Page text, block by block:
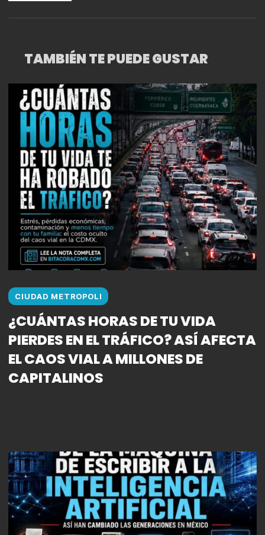
TAMBIÉN TE PUEDE GUSTAR
CIUDAD METROPOLI
¿CUÁNTAS HORAS DE TU VIDA
PIERDES EN EL TRÁFICO? ASÍ AFECTA
EL CAOS VIAL A MILLONES DE
CAPITALINOS